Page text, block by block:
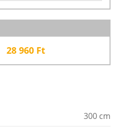
28 960 Ft
300 cm